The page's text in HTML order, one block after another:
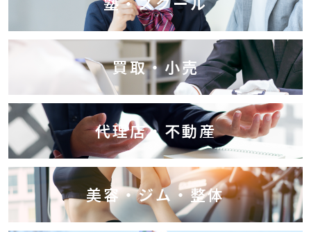
買取・小売
代理店・不動産
美容・ジム・整体